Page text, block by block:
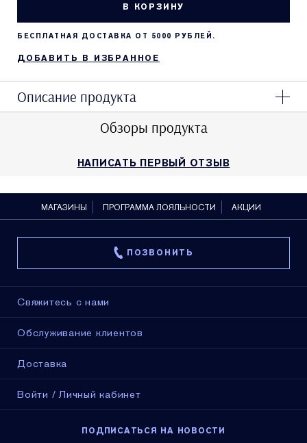
В КОРЗИНУ
БЕСПЛАТНАЯ ДОСТАВКА ОТ 5000 РУБЛЕЙ.
ДОБАВИТЬ В ИЗБРАННОЕ
Описание продукта
Обзоры продукта
НАПИСАТЬ ПЕРВЫЙ ОТЗЫВ
МАГАЗИНЫ ПРОГРАММА ЛОЯЛЬНОСТИ АКЦИИ
ПОЗВОНИТЬ
Свяжитесь с нами
Обслуживание клиентов
Доставка
Войти / Личный кабинет
ПОДПИСАТЬСЯ НА НОВОСТИ